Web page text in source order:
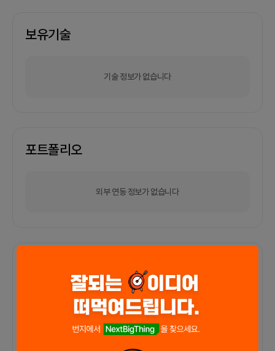
보유기술
기술 정보가 없습니다
포트폴리오
외부 연동 정보가 없습니다
0